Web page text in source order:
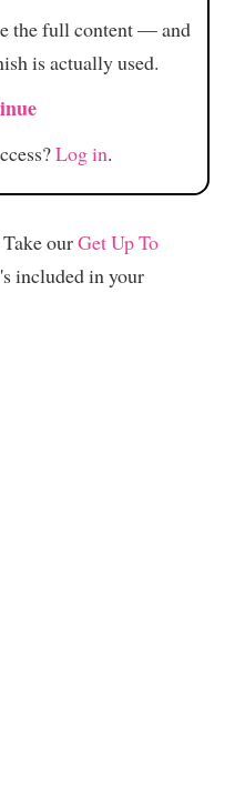
the full content — and
is actually used.
Log in.
ourGet Up To
included in your